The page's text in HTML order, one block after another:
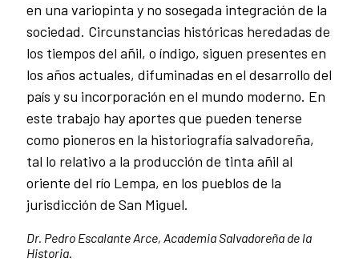
en una variopinta y no sosegada integración de la
sociedad. Circunstancias históricas heredadas de
los tiempos del añil, o índigo, siguen presentes en
los años actuales, difuminadas en el desarrollo del
país y su incorporación en el mundo moderno. En
este trabajo hay aportes que pueden tenerse
como pioneros en la historiografía salvadoreña,
tal lo relativo a la producción de tinta añil al
oriente del río Lempa, en los pueblos de la
jurisdicción de San Miguel.
Dr. Pedro Escalante Arce, Academia Salvadoreña de la
Historia.